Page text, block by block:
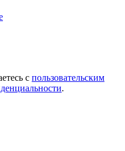
с пользовательским
.